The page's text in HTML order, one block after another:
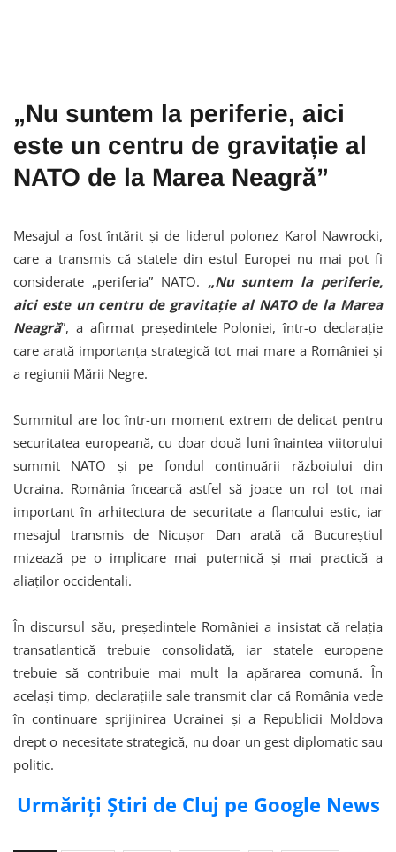
„Nu suntem la periferie, aici
este un centru de gravitație al
NATO de la Marea Neagră”
Mesajul a fost întărit și de liderul polonez Karol Nawrocki,
care a transmis că statele din estul Europei nu mai pot fi
considerate „periferia” NATO. „Nu suntem la periferie,
aici este un centru de gravitație al NATO de la Marea
Neagră”, a afirmat președintele Poloniei, într-o declarație
care arată importanța strategică tot mai mare a României și
a regiunii Mării Negre.
Summitul are loc într-un moment extrem de delicat pentru
securitatea europeană, cu doar două luni înaintea viitorului
summit NATO și pe fondul continuării războiului din
Ucraina. România încearcă astfel să joace un rol tot mai
important în arhitectura de securitate a flancului estic, iar
mesajul transmis de Nicușor Dan arată că Bucureștiul
mizează pe o implicare mai puternică și mai practică a
aliaților occidentali.
În discursul său, președintele României a insistat că relația
transatlantică trebuie consolidată, iar statele europene
trebuie să contribuie mai mult la apărarea comună. În
același timp, declarațiile sale transmit clar că România vede
în continuare sprijinirea Ucrainei și a Republicii Moldova
drept o necesitate strategică, nu doar un gest diplomatic sau
politic.
Urmăriți Știri de Cluj pe Google News